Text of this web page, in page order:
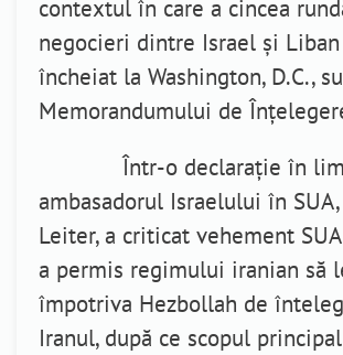
contextul în care a cincea
negocieri dintre Israel și
încheiat la Washington, D.C.,
Memorandumului de
Într-o declarație în
ambasadorul Israelului în
Leiter, a criticat vehement
a permis regimului iranian să
împotriva Hezbollah de
Iranul, după ce scopul